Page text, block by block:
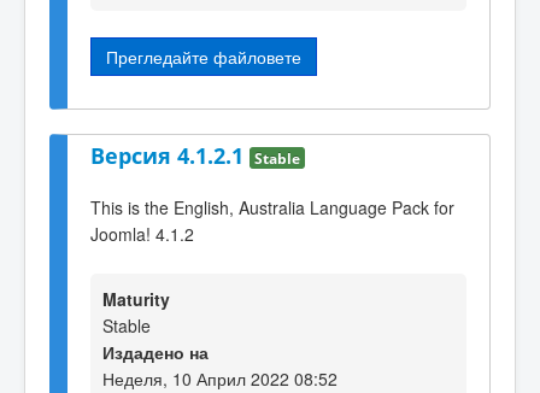
Прегледайте файловете
Версия 4.1.2.1 Stable
This is the English, Australia Language Pack for
Joomla! 4.1.2
Maturity
Stable
Издадено на
Неделя, 10 Април 2022 08:52